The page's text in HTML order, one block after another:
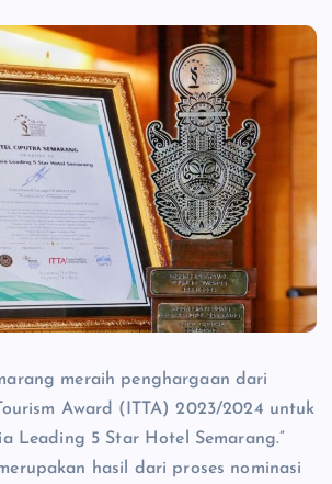
meraih penghargaan dari
Award (ITTA) 2023/2024 untuk
Leading 5 Star Hotel Semarang.”
hasil dari proses nominasi